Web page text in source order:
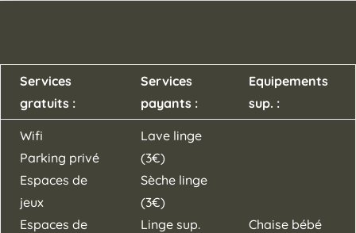
Services
gratuits :
Services
payants :
Equipements
sup. :
Wifi
Parking privé
Espaces de
jeux
Espaces de
Lave linge
(3€)
Sèche linge
(3€)
Linge sup.
Chaise bébé